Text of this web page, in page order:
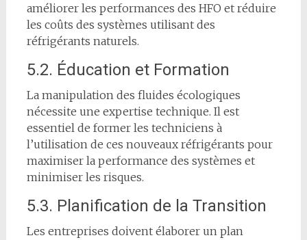
améliorer les performances des HFO et réduire
les coûts des systèmes utilisant des
réfrigérants naturels.
5.2. Éducation et Formation
La manipulation des fluides écologiques
nécessite une expertise technique. Il est
essentiel de former les techniciens à
l’utilisation de ces nouveaux réfrigérants pour
maximiser la performance des systèmes et
minimiser les risques.
5.3. Planification de la Transition
Les entreprises doivent élaborer un plan